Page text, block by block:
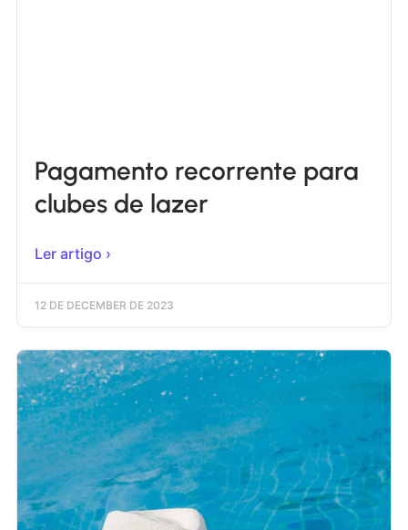
Pagamento recorrente para
clubes de lazer
Ler artigo ›
12 DE DECEMBER DE 2023